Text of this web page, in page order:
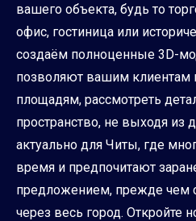
вашего объекта, будь то
офис, гостиница или
создаём полноценные 3D-
позволяют вашим клиентам
площадям, рассмотреть
пространство, не выходя из
актуально для Читы, где
время и предпочитают
предложением, прежде чем
через весь город. Откройте